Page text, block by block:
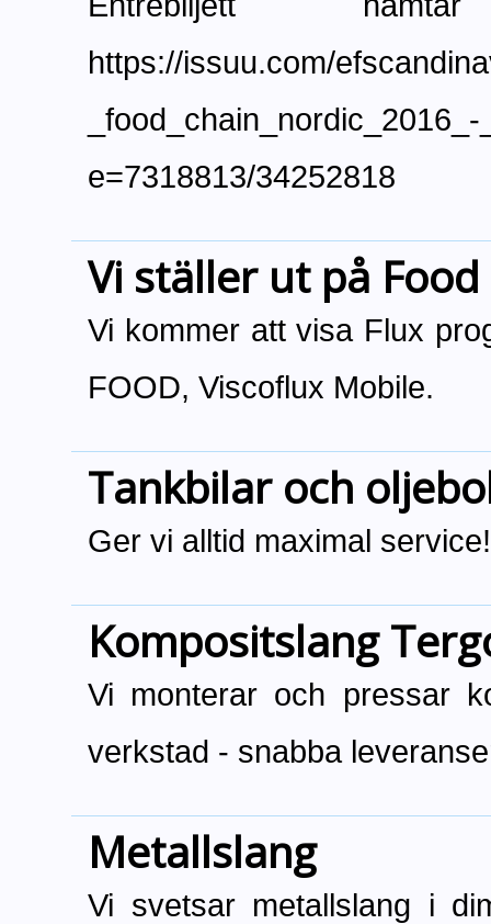
https://issuu.com/
e=7318813/34252818
Vi ställer ut på
Vi kommer att visa Flux
FOOD, Viscoflux Mobile.
Tankbilar och
Ger vi alltid maximal service!
Kompositslang
Vi monterar och pressar
verkstad - snabba
Metallslang
Vi svetsar metallslang i